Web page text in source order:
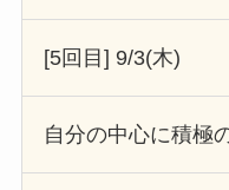
[5回目] 9/3(木)
自分の中心に積極